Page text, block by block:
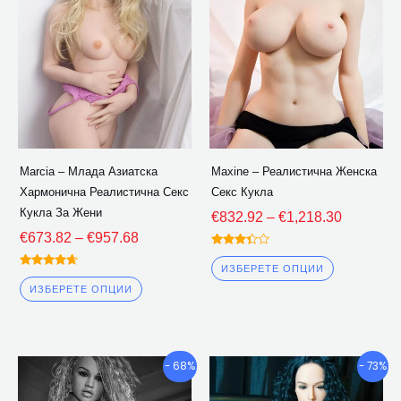
Marcia – Млада Азиатска
Хармонична Реалистична Секс
Кукла За Жени
€673.82 – €957.68
€957.68
Оценена
4.50
извън 5
ИЗБЕРЕТЕ ОПЦИИ
множество
варианти.
Опциите
да
бъдат
Maxine – Реалистична Женска
Секс Кукла
€832.92 – €1,218.30
Оценена
3.25
извън 5
ИЗБЕРЕТЕ ОПЦИИ
множество
варианти.
Опциите
могат
да
бъдат
- 68%
Ценови
диапазон:
Този
продукт
- 73%
Ценови
Този
продукт